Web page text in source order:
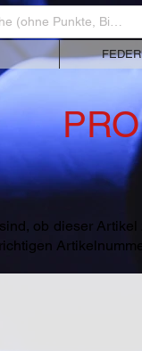
ob dieser